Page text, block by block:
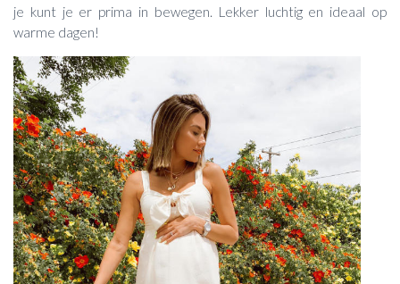
je kunt je er prima in bewegen. Lekker luchtig en ideaal op
warme dagen!